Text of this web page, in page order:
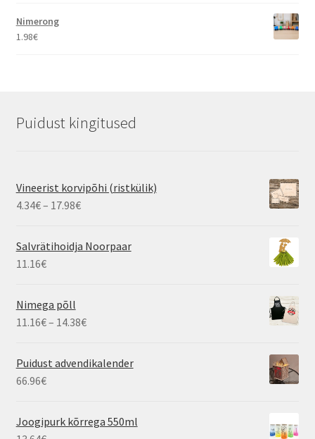
Nimerong
1.98€
Puidust kingitused
Vineerist korvipõhi (ristkülik)
4.34€– 17.98€Hinnavahemik:
kuni
Salvrätihoidja Noorpaar
11.16€
Nimega põll
11.16€– 14.38€Hinnavahemik:
kuni
Puidust advendikalender
66.96€
Joogipurk kõrrega 550ml